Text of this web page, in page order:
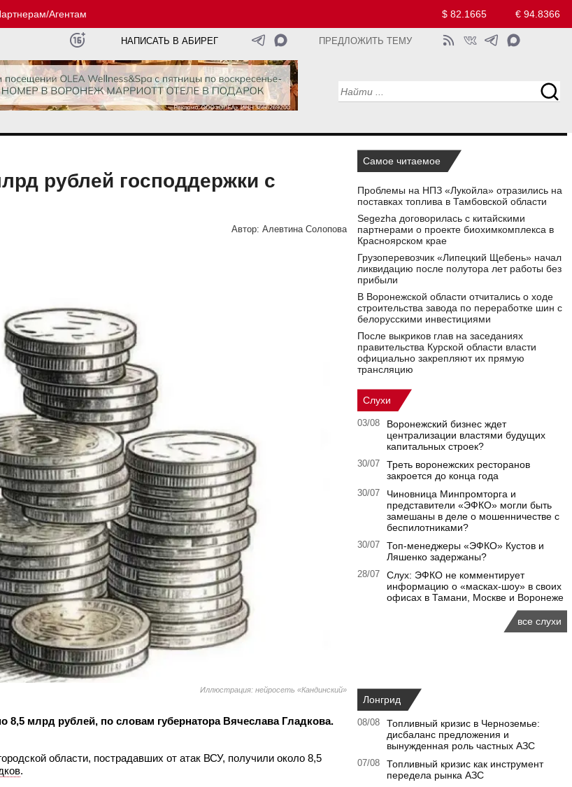
Агентам $ 82.1665 € 94.8366
НАПИСАТЬ В АБИРЕГ ПРЕДЛОЖИТЬ ТЕМУ
рублей господдержки с
Автор: Алевтина Солопова
Иллюстрация: нейросеть «Кандинский»
млрд рублей, по словам губернатора Вячеслава Гладкова.
области, пострадавших от атак ВСУ, получили около 8,5
.
Самое читаемое
Проблемы на НПЗ «Лукойла» отразились на
поставках топлива в Тамбовской области
Segezha договорилась с китайскими
партнерами о проекте биохимкомплекса в
Красноярском крае
Грузоперевозчик «Липецкий Щебень» начал
ликвидацию после полутора лет работы без
прибыли
В Воронежской области отчитались о ходе
строительства завода по переработке шин с
белорусскими инвестициями
После выкриков глав на заседаниях
правительства Курской области власти
официально закрепляют их прямую
трансляцию
Слухи
03/08
Воронежский бизнес ждет
централизации властями будущих
капитальных строек?
30/07
Треть воронежских ресторанов
закроется до конца года
30/07
Чиновница Минпромторга и
представители «ЭФКО» могли быть
замешаны в деле о мошенничестве с
беспилотниками?
30/07
Топ-менеджеры «ЭФКО» Кустов и
Ляшенко задержаны?
28/07
Слух: ЭФКО не комментирует
информацию о «масках-шоу» в своих
офисах в Тамани, Москве и Воронеже
все слухи
Лонгрид
08/08
Топливный кризис в Черноземье:
дисбаланс предложения и
вынужденная роль частных АЗС
07/08
Топливный кризис как инструмент
передела рынка АЗС